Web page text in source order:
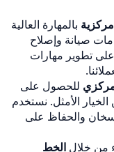
بالمهارة العالية
صيانة وإصلاح
تطوير مهارات
للحصول على
الأمثل. نستخدم
والحفاظ على
من خلال الخط